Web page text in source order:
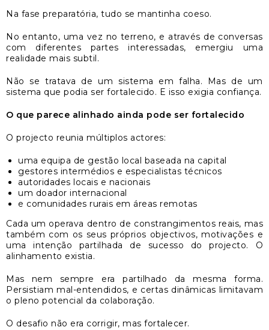
Na fase preparatória, tudo se mantinha coeso.
No entanto, uma vez no terreno, e através de conversas
com diferentes partes interessadas, emergiu uma
realidade mais subtil.
Não se tratava de um sistema em falha. Mas de um
sistema que podia ser fortalecido. E isso exigia confiança.
O que parece alinhado ainda pode ser fortalecido
O projecto reunia múltiplos actores:
uma equipa de gestão local baseada na capital
gestores intermédios e especialistas técnicos
autoridades locais e nacionais
um doador internacional
e comunidades rurais em áreas remotas
Cada um operava dentro de constrangimentos reais, mas
também com os seus próprios objectivos, motivações e
uma intenção partilhada de sucesso do projecto. O
alinhamento existia.
Mas nem sempre era partilhado da mesma forma.
Persistiam mal-entendidos, e certas dinâmicas limitavam
o pleno potencial da colaboração.
O desafio não era corrigir, mas fortalecer.